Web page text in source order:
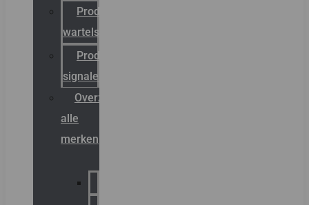
Productcatalogus
wartels
Productcatalogus
signalering
Overzicht
alle
merken